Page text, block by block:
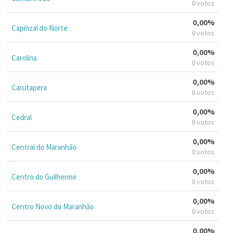
0 votos
Capinzal do Norte
0,00%
0 votos
Carolina
0,00%
0 votos
Carutapera
0,00%
0 votos
Cedral
0,00%
0 votos
Central do Maranhão
0,00%
0 votos
Centro do Guilherme
0,00%
0 votos
Centro Novo do Maranhão
0,00%
0 votos
0,00%